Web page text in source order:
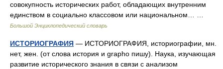
совокупность исторических работ, обладающих внутренним
единством в социально классовом или национальном… …
Большой Энциклопедический словарь
ИСТОРИОГРАФИЯ — ИСТОРИОГРАФИЯ, историографии, мн.
нет, жен. (от слова история и grapho пишу). Наука, изучающая
развитие исторического знания в связи с анализом